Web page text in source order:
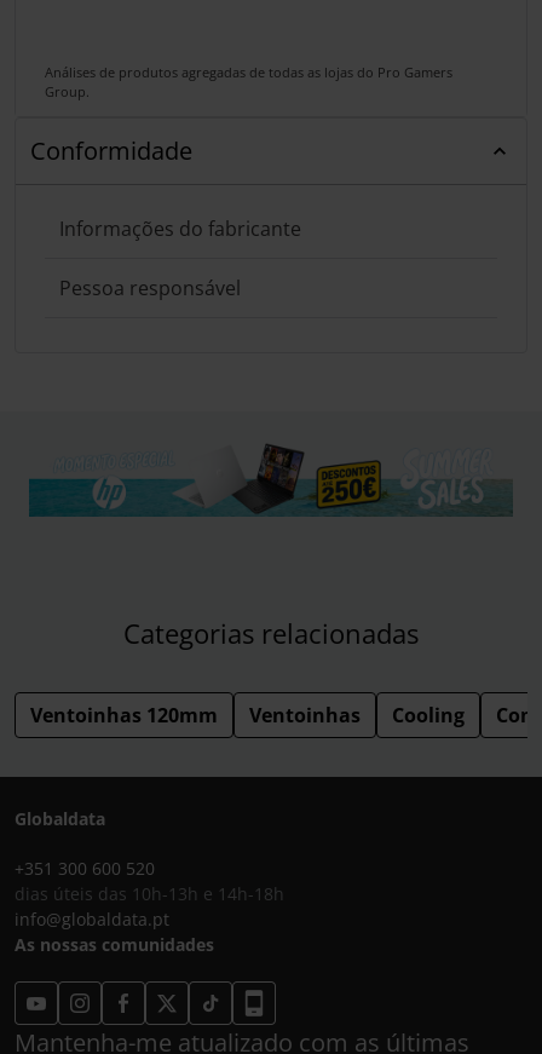
Análises de produtos agregadas de todas as lojas do Pro Gamers
Group.
Conformidade
Informações do fabricante
Pessoa responsável
Categorias relacionadas
Ventoinhas 120mm Ventoinhas Cooling
Globaldata
+351 300 600 520
dias úteis das 10h-13h e 14h-18h
info@globaldata.pt
As nossas comunidades
Mantenha-me atualizado com as últimas